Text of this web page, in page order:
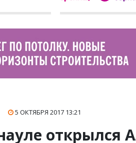
5 ОКТЯБРЯ 2017 13:21
открылся